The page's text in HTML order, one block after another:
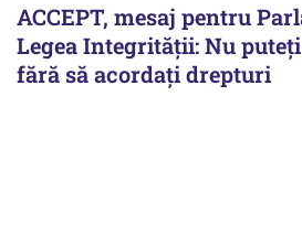
ACCEPT, mesaj pentru
Legea Integrității: Nu
fără să acordați drepturi